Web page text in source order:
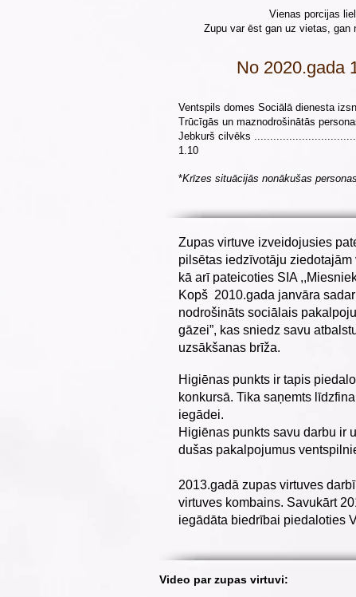
Vienas porcijas
Zupu var ēst gan uz vietas,
No 2020.gada
Ventspils domes Sociālā dienesta
Trūcīgās un maznodrošinātās
Jebkurš cilvēks
1.10
*Krīzes situācijās nonākušas
Zupas virtuve izveidojusies
pilsētas iedzīvotāju
kā arī pateicoties SIA
Kopš 2010.gada janvāra
nodrošināts sociālais
gāzei”, kas sniedz savu
uzsākšanas brīža.
Higiēnas punkts ir tapis
konkursā. Tika saņemts
iegādei.
Higiēnas punkts savu darbu ir
dušas pakalpojumus
2013.gadā zupas virtuves
virtuves kombains. Savukārt
iegādāta biedrībai piedaloties
Video par zupas virtuvi: